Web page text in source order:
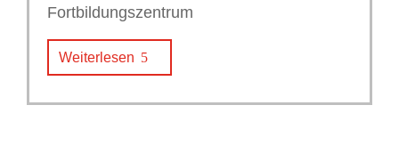
Fortbildungszentrum
Weiterlesen